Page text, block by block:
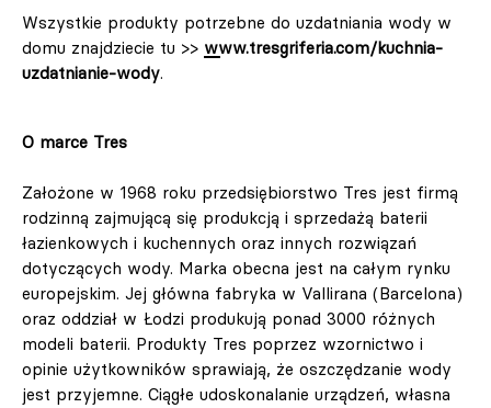
Wszystkie produkty potrzebne do uzdatniania wody w
domu znajdziecie tu >> www.tresgriferia.com/kuchnia-
uzdatnianie-wody.
O marce Tres
Założone w 1968 roku przedsiębiorstwo Tres jest firmą
rodzinną zajmującą się produkcją i sprzedażą baterii
łazienkowych i kuchennych oraz innych rozwiązań
dotyczących wody. Marka obecna jest na całym rynku
europejskim. Jej główna fabryka w Vallirana (Barcelona)
oraz oddział w Łodzi produkują ponad 3000 różnych
modeli baterii. Produkty Tres poprzez wzornictwo i
opinie użytkowników sprawiają, że oszczędzanie wody
jest przyjemne. Ciągłe udoskonalanie urządzeń, własna